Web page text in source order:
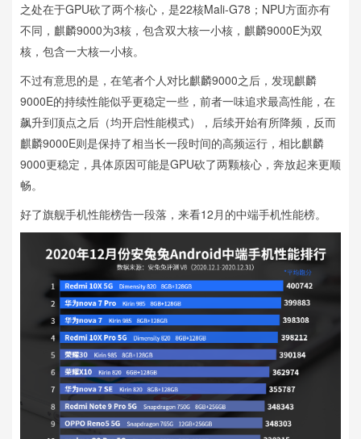
之处在于GPU砍了两个核心，是22核Mali-G78；NPU方面亦有
不同，麒麟9000为3核，包含双大核一小核，麒麟9000E为双
核，包含一大核一小核。
不过有意思的是，在笔者个人对比麒麟9000之后，发现麒麟
9000E的持续性能似乎更稳定一些，前者一味追求最高性能，在
飙升到顶点之后（均开启性能模式），后续开始有所降频，反而
麒麟9000E则是保持了相当长一段时间的高频运行，相比麒麟
9000更稳定，具体原因可能是GPU砍了两颗核心，奔放起来更顺
畅。
好了旗舰手机性能榜告一段落，来看12月的中端手机性能榜。